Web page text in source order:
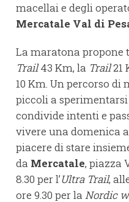
macellai e degli
Mercatale Val di
La maratona propone
Trail43 Km, la Trail21
10 Km. Un percorso
piccoli a
condivide intenti e
vivere una domenica
piacere di stare
da Mercatale, piazza
8.30 per l’Ultra Trail,
ore 9.30 per la Nordic